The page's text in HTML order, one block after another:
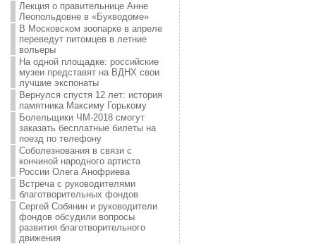
Лекция о правительнице Анне
Леопольдовне в «Букводоме»
В Московском зоопарке в апреле
переведут питомцев в летние
вольеры
На одной площадке: российские
музеи представят на ВДНХ свои
лучшие экспонаты
Вернулся спустя 12 лет: история
памятника Максиму Горькому
Болельщики ЧМ-2018 смогут
заказать бесплатные билеты на
поезд по телефону
Соболезнования в связи с
кончиной народного артиста
России Олега Анофриева
Встреча с руководителями
благотворительных фондов
Сергей Собянин и руководители
фондов обсудили вопросы
развития благотворительного
движения